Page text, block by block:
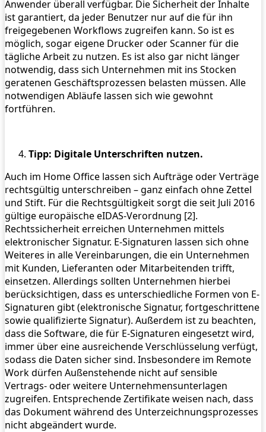
Anwender überall verfügbar. Die Sicherheit der Inhalte
ist garantiert, da jeder Benutzer nur auf die für ihn
freigegebenen Workflows zugreifen kann. So ist es
möglich, sogar eigene Drucker oder Scanner für die
tägliche Arbeit zu nutzen. Es ist also gar nicht länger
notwendig, dass sich Unternehmen mit ins Stocken
geratenen Geschäftsprozessen belasten müssen. Alle
notwendigen Abläufe lassen sich wie gewohnt
fortführen.
Tipp: Digitale Unterschriften nutzen.
Auch im Home Office lassen sich Aufträge oder Verträge
rechtsgültig unterschreiben – ganz einfach ohne Zettel
und Stift. Für die Rechtsgültigkeit sorgt die seit Juli 2016
gültige europäische eIDAS-Verordnung [2].
Rechtssicherheit erreichen Unternehmen mittels
elektronischer Signatur. E-Signaturen lassen sich ohne
Weiteres in alle Vereinbarungen, die ein Unternehmen
mit Kunden, Lieferanten oder Mitarbeitenden trifft,
einsetzen. Allerdings sollten Unternehmen hierbei
berücksichtigen, dass es unterschiedliche Formen von E-
Signaturen gibt (elektronische Signatur, fortgeschrittene
sowie qualifizierte Signatur). Außerdem ist zu beachten,
dass die Software, die für E-Signaturen eingesetzt wird,
immer über eine ausreichende Verschlüsselung verfügt,
sodass die Daten sicher sind. Insbesondere im Remote
Work dürfen Außenstehende nicht auf sensible
Vertrags- oder weitere Unternehmensunterlagen
zugreifen. Entsprechende Zertifikate weisen nach, dass
das Dokument während des Unterzeichnungsprozesses
nicht abgeändert wurde.